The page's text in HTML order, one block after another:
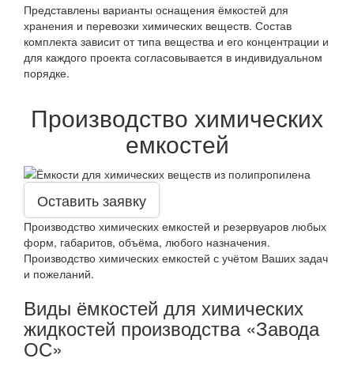
Представлены варианты оснащения ёмкостей для
хранения и перевозки химических веществ. Состав
комплекта зависит от типа вещества и его концентрации и
для каждого проекта согласовывается в индивидуальном
порядке.
Производство химических
емкостей
Оставить заявку
Производство химических емкостей и резервуаров любых
форм, габаритов, объёма, любого назначения.
Производство химических емкостей с учётом Ваших задач
и пожеланий.
Виды ёмкостей для химических
жидкостей производства «Завода
ОС»